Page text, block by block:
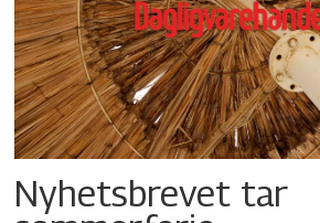
Nyhetsbrevet tar